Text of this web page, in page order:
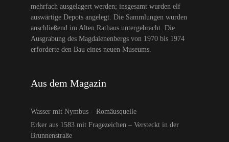
mehrfach ausgelagert werden; insgesamt wurden elf
auswärtige Depots angelegt. Die Sammlungen wurden
anschließend im Alten Rathaus untergebracht. Die
Ausgrabung des Magdalenenbergs von 1970 bis 1974
erforderte den Bau eines neuen Museums.
Aus dem Magazin
Wasser mit Nymbus – Romäusquelle
Erker aus 1583 mit Fragezeichen – Versteckt in der
Brunnenstraße